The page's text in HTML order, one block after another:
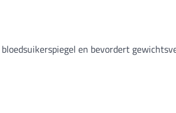
en bevordert